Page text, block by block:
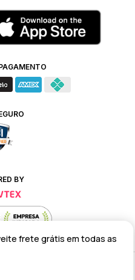
BY
estão sujeitas a alteração
frete grátis em todas as